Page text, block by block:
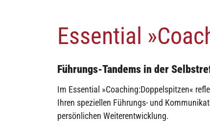
Essential
Führungs-Tandems in der
Im Essential »Coaching:Doppelspitzen«
Ihren speziellen Führungs- und
persönlichen Weiterentwicklung.